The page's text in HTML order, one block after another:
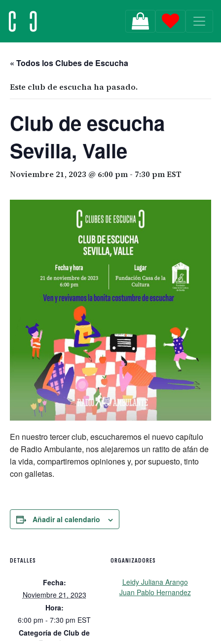
MAIN NAVIGATION
« Todos los Clubes de Escucha
Este club de escucha ha pasado.
Club de escucha
Sevilla, Valle
Noviembre 21, 2023 @ 6:00 pm - 7:30 pmEST
En nuestro tercer club, escucharemos el nuevo capítulo
de Radio Ambulante, nos alejaremos un ratito de afán de
la vida, compartiremos opiniones y, por supuesto, tinto
con galletas.
Añadir al calendario
DETALLES
Fecha:
Noviembre 21, 2023
Hora:
6:00 pm - 7:30 pm EST
Categoría de Club de
ORGANIZADORES
Leidy Juliana Arango
Juan Pablo Hernandez